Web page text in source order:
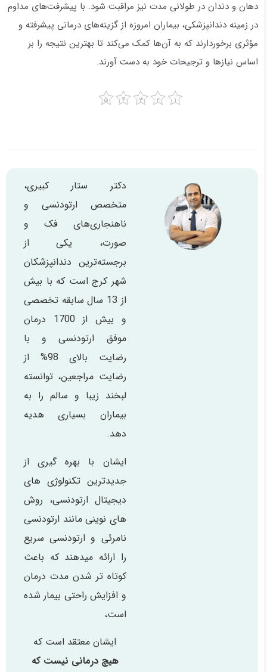
دهان و دندان در طولانی مدت نیز مراقبت شود. با پیشرفت‌های مداوم
در زمینه دندانپزشکی، بیماران امروزه از گزینه‌های درمانی پیشرفته و
مؤثری برخوردارند که به آن‌ها کمک می‌کند تا بهترین نتیجه را بر
اساس نیازها و ترجیحات خود به دست آورند.
دکتر ستار کبیری،
متخصص ارتودنسی و
ناهنجاری‌های فک و
صورت، یکی از
برجسته‌ترین دندانپزشکان
شهر کرج است که با بیش
از 13 سال سابقه تخصصی
و بیش از 1700 درمان
موفق ارتودنسی و با
رضایت بالای 98% از
رضایت مراجعین، توانسته
لبخند زیبا و سالم را به
بیماران بسیاری هدیه
دهد.
ایشان با بهره گیری از
جدیدترین تکنولوژی های
دیجیتال ارتودنسی، روش
های نوینی مانند ارتودنسی
نامرئی و ارتودنسی سریع
را ارائه میدهند که باعث
کوتاه تر شدن مدت درمان
و افزایش راحتی بیمار شده
است،
ایشان معتقد است که
هیچ درمانی نیست که